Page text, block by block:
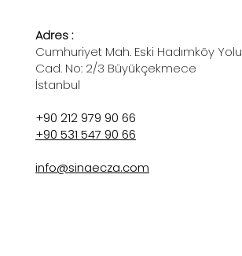
Adres :
Cumhuriyet Mah. Eski Hadımköy Yolu
Cad. No: 2/3 Büyükçekmece
İstanbul
+90 212 979 90 66
+90 531 547 90 66
info@sinaecza.com